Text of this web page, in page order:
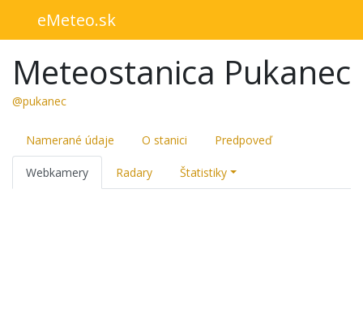
eMeteo.sk
Meteostanica Pukanec
@pukanec
Namerané údaje O stanici Predpoveď
Webkamery Radary Štatistiky